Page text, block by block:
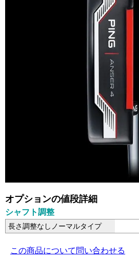
オプションの値段詳細
シャフト調整
長さ調整なしノーマルタイプ
この商品について問い合わせる